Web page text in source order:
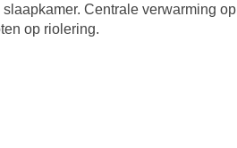
Centrale verwarming op
op riolering.